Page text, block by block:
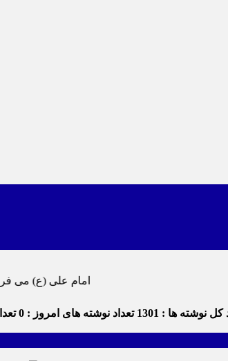
امام علی (ع) می فرماید : هر کس از خود بدگویی و انتقاد کند٬ خود را
کل نوشته ها : 1301 تعداد نوشته های امروز : 0